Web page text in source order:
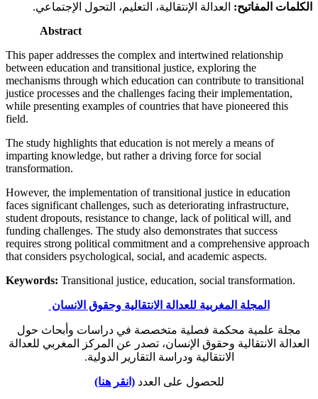
المفاتيح:العدالة الإنتقالية، التعليم، التحول الإجتماعي.
Abstract
This paper addresses the complex and intertwined relationship
between education and transitional justice, exploring the
mechanisms through which education can contribute to transitional
justice processes and the challenges facing their implementation,
while presenting examples of countries that have pioneered this
field.
The study highlights that education is not merely a means of
imparting knowledge, but rather a driving force for social
transformation.
However, the implementation of transitional justice in education
faces significant challenges, such as deteriorating infrastructure,
student dropouts, resistance to change, lack of political will, and
funding challenges. The study also demonstrates that success
requires strong political commitment and a comprehensive
that considers psychological, social, and academic aspects.
Keywords:Transitional justice, education, social transformation.
المجلة المغربية للعدالة الانتقالية وحقوق الانسان
مجلة علمية محكمة فصلية متخصصة في دراسات وأبحاث حول
الانتقالية وحقوق الإنسان، تصدر عن المركز المغربي للعدالة
الانتقالية ودراسة التقارير الدولية.
للحصول على العدد(انقر هنا)